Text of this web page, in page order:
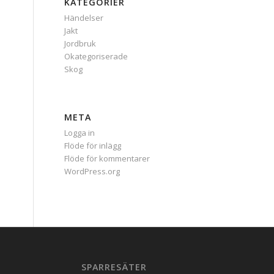
Händelser
Jakt
Jordbruk
Okategoriserade
Skog
META
Logga in
Flöde för inlägg
Flöde för kommentarer
WordPress.org
SPARRESÄTER